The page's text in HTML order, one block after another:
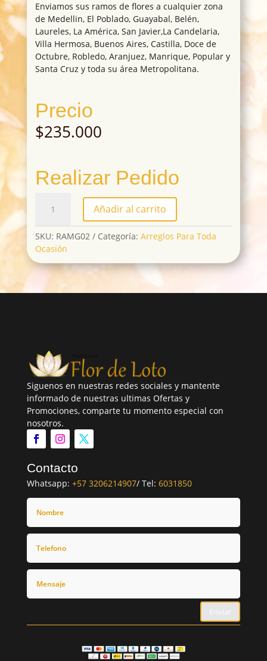
Enviamos sus ramos de flores a cualquier zona
de Medellin, El Poblado, Guayabal, Belén,
Laureles, La América, San Javier,La Candelaria,
Villa Hermosa, Buenos Aires, Castilla, Doce de
Octubre, Robledo, Aranjuez, Manrique, Popular y
Santa Cruz y toda su área Metropolitana.
Precio
$235.000
Realizar Pedido
cantidad
Añadir al carrito
SKU: RAMG02 Categoría: Arreglos Para Toda
Ocasión
Siguenos en nuestras redes sociales y mantente
informado de nuestras ultimas Ofertas y
Promociones, comparte tu momento especial con
nosotros.
Contacto
Whatsapp: +57 3206214907/ Tel: 6031850
Enviar